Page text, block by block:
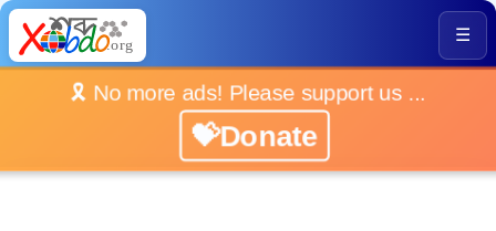
☰
🎗️ No more ads! Please support us ...
💝Donate